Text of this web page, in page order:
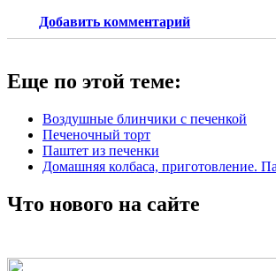
Добавить комментарий
Еще по этой теме:
Воздушные блинчики с печенкой
Печеночный торт
Паштет из печенки
Домашняя колбаса, приготовление.
Что нового на сайте